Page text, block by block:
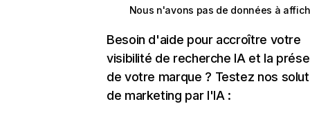
Nous n'avons pas de données à
Besoin d'aide pour accroître votre
visibilité de recherche IA et la
de votre marque ? Testez nos
de marketing par l'IA :